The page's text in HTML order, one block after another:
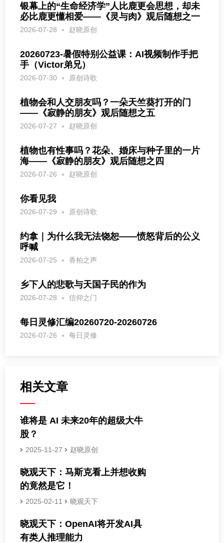
银幕上的“生命经济学”人比鹿更会思想，却未
必比鹿更懂相爱——《灵与肉》观后随想之一
2026-07-28 赵晓原创
20260723-暑假特别公益课：AI视频制作手把
手（Victor弟兄）
2026-07-30 原创诗歌
植物会和人交朋友吗？一朵天竺葵打开的门
——《寂静的朋友》观后随想之五
2026-07-27 赵晓原创
植物也有性事吗？花朵、婚床与种子里的一片
海——《寂静的朋友》观后随想之四
2026-07-26 赵晓原创
你看见我
2026-07-29 原创诗歌
约拿｜为什么我无法饶恕——愤怒背后的公义
呼喊
2026-07-25 香柏之声
乡下人的悲歌与天国子民的作为
2026-07-28 信仰之门
每日灵修汇编20260720-20260726
2026-07-26 每日灵修
相关文章
谁将是 AI 未来20年的超级大牛
股？
2025-11-27 赵晓原创
晓观天下：马斯克看上并想收购
的竟然是它！
2025-02-11 晓观天下
晓观天下：OpenAI将开发AI具
有类人推理能力